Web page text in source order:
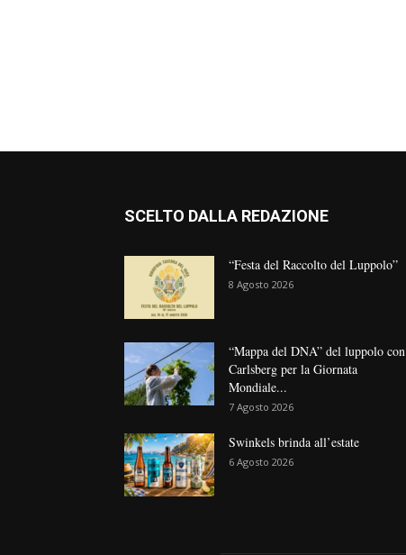
SCELTO DALLA REDAZIONE
“Festa del Raccolto del Luppolo”
8 Agosto 2026
“Mappa del DNA” del luppolo con
Carlsberg per la Giornata
Mondiale...
7 Agosto 2026
Swinkels brinda all’estate
6 Agosto 2026